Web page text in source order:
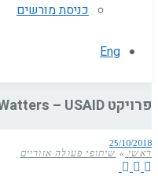
כניסת מורשים
Eng
פרויקט Watter Watters – USAID
ראשי » שיתופי פעולה אזוריים
25/10/2018